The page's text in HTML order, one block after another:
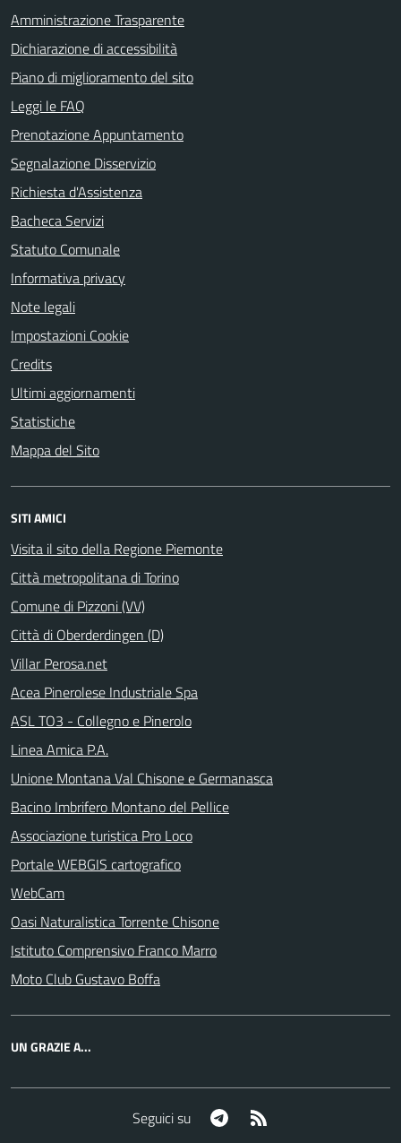
Amministrazione Trasparente
Dichiarazione di accessibilità
Piano di miglioramento del sito
Leggi le FAQ
Prenotazione Appuntamento
Segnalazione Disservizio
Richiesta d'Assistenza
Bacheca Servizi
Statuto Comunale
Informativa privacy
Note legali
Impostazioni Cookie
Credits
Ultimi aggiornamenti
Statistiche
Mappa del Sito
SITI AMICI
Visita il sito della Regione Piemonte
Città metropolitana di Torino
Comune di Pizzoni (VV)
Città di Oberderdingen (D)
Villar Perosa.net
Acea Pinerolese Industriale Spa
ASL TO3 - Collegno e Pinerolo
Linea Amica P.A.
Unione Montana Val Chisone e Germanasca
Bacino Imbrifero Montano del Pellice
Associazione turistica Pro Loco
Portale WEBGIS cartografico
WebCam
Oasi Naturalistica Torrente Chisone
Istituto Comprensivo Franco Marro
Moto Club Gustavo Boffa
UN GRAZIE A...
Seguici su Telegram